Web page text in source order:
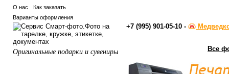
О нас
Как заказать
Варианты оформления
Оригинальные подарки и сувениры
+7 (995) 901-05-10 -
Все